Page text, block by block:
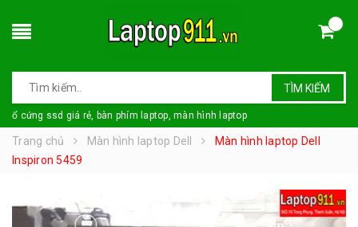
TÌM KIẾM
ổ cứng ssd giá rẻ, bàn phím laptop, màn hình laptop
Trang chủ Màn hình laptop Dell
Màn hình laptop Dell
Inspiron 5459